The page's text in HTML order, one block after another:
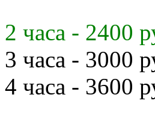
2 часа - 2400
3 часа - 3000
4 часа - 3600